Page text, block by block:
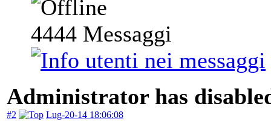
4444 Messaggi
Administrator has
#2 Lug-20-14 18:06:08